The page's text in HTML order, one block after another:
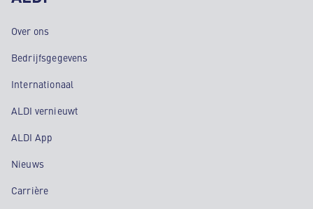
Over ons
Bedrijfsgegevens
Internationaal
ALDI vernieuwt
ALDI App
Nieuws
Carrière